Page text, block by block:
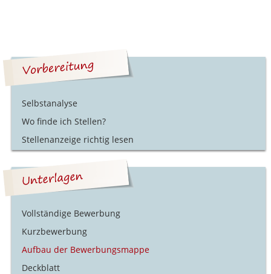
Selbstanalyse
Wo finde ich Stellen?
Stellenanzeige richtig lesen
Vollständige Bewerbung
Kurzbewerbung
Aufbau der Bewerbungsmappe
Deckblatt